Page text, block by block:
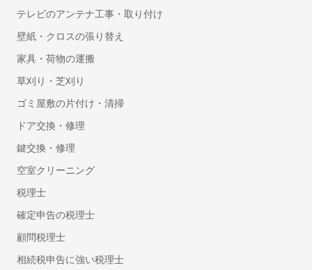
TOKIUMアシスタント
テレビのアンテナ工事・取り付け
壁紙・クロスの張り替え
家具・荷物の運搬
草刈り・芝刈り
ゴミ屋敷の片付け・清掃
ドア交換・修理
鍵交換・修理
空室クリーニング
税理士
確定申告の税理士
顧問税理士
相続税申告に強い税理士